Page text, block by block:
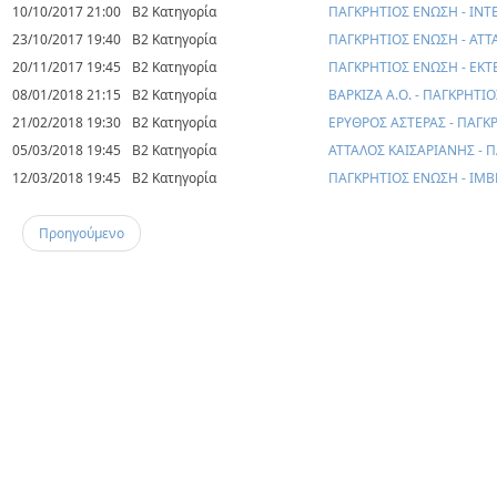
10/10/2017 21:00
Β2 Κατηγορία
ΠΑΓΚΡΗΤΙΟΣ ΕΝΩΣΗ -
23/10/2017 19:40
Β2 Κατηγορία
ΠΑΓΚΡΗΤΙΟΣ ΕΝΩΣΗ -
20/11/2017 19:45
Β2 Κατηγορία
ΠΑΓΚΡΗΤΙΟΣ ΕΝΩΣΗ -
08/01/2018 21:15
Β2 Κατηγορία
ΒΑΡΚΙΖΑ Α.Ο. -
21/02/2018 19:30
Β2 Κατηγορία
ΕΡΥΘΡΟΣ ΑΣΤΕΡΑΣ -
05/03/2018 19:45
Β2 Κατηγορία
ΑΤΤΑΛΟΣ ΚΑΙΣΑΡΙΑΝΗΣ -
12/03/2018 19:45
Β2 Κατηγορία ΠΑΓΚΡΗΤΙΟΣ ΕΝΩΣΗ -
Προηγούμενο